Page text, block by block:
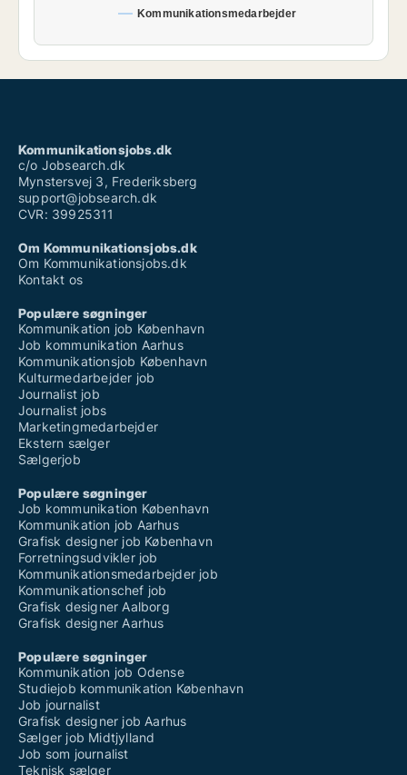
Kommunikationsmedarbejder
Kommunikationsjobs.dk
c/o Jobsearch.dk
Mynstersvej 3, Frederiksberg
support@jobsearch.dk
CVR: 39925311
Om Kommunikationsjobs.dk
Om Kommunikationsjobs.dk
Kontakt os
Populære søgninger
Kommunikation job København
Job kommunikation Aarhus
Kommunikationsjob København
Kulturmedarbejder job
Journalist job
Journalist jobs
Marketingmedarbejder
Ekstern sælger
Sælgerjob
Populære søgninger
Job kommunikation København
Kommunikation job Aarhus
Grafisk designer job København
Forretningsudvikler job
Kommunikationsmedarbejder job
Kommunikationschef job
Grafisk designer Aalborg
Grafisk designer Aarhus
Populære søgninger
Kommunikation job Odense
Studiejob kommunikation København
Job journalist
Grafisk designer job Aarhus
Sælger job Midtjylland
Job som journalist
Teknisk sælger